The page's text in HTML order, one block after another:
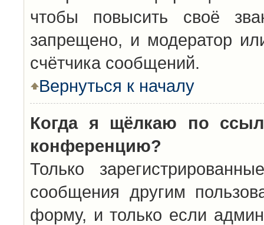
чтобы повысить своё
запрещено, и модератор
счётчика сообщений.
Вернуться к началу
Когда я щёлкаю по
конференцию?
Только
сообщения другим
форму, и только если